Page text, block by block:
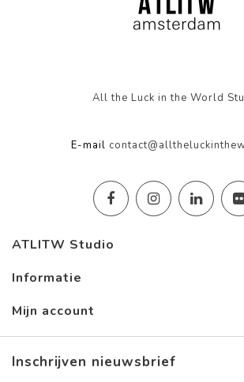
All the Luck in the World
E-mail
ATLITW Studio
Informatie
Mijn account
Inschrijven nieuwsbrief